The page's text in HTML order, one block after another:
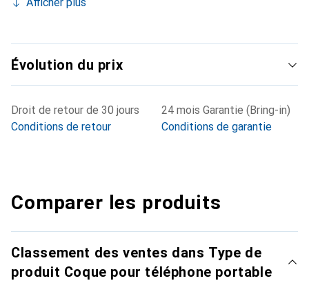
Évolution du prix
Droit de retour de 30 jours
Conditions de retour
24 mois Garantie (Bring-in)
Conditions de garantie
Comparer les produits
Classement des ventes dans Type de
produit Coque pour téléphone portable